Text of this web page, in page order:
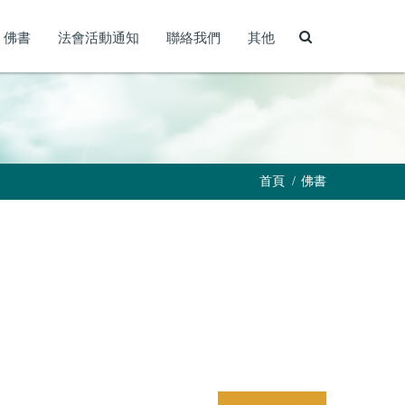
佛書 法會活動通知 聯絡我們 其他
首頁 佛書